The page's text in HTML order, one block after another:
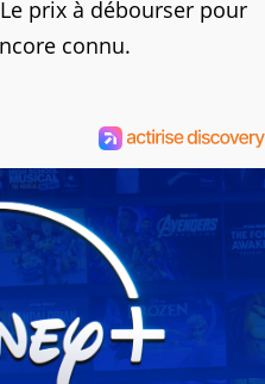
prix à débourser pour
connu.